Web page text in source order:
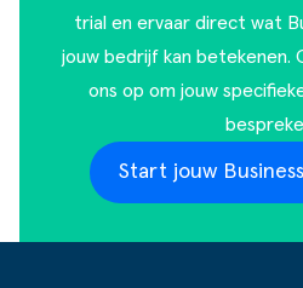
trial en ervaar direct wat
jouw bedrijf kan betekenen.
ons op om jouw
Start jouw